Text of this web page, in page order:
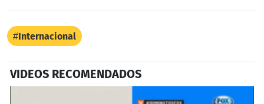
Internacional
VIDEOS RECOMENDADOS